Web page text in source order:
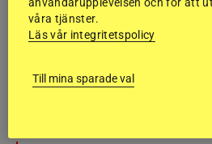
våra tjänster.
Läs vår integritetspolicy
Till mina sparade val